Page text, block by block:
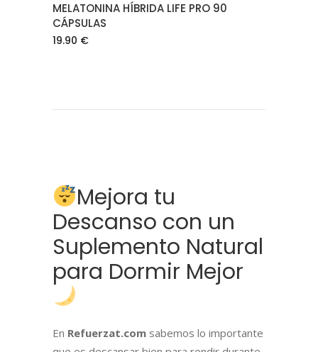
MELATONINA HÍBRIDA LIFE PRO 90
CÁPSULAS
19.90 €
Mejora tu
Descanso con un
Suplemento Natural
para Dormir Mejor
En Refuerzat.com sabemos lo importante